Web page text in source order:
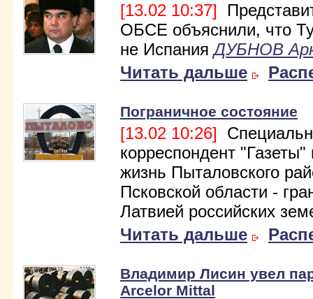
[13.02 10:37]
ОБСЕ объяснили, что
не ИспанияДУБНОВ
Читать дальше
Пограничное состояние
[13.02 10:26]
корреспондент "Газеты"
жизнь Пыталовского
Псковской области -
Латвией российских
Читать дальше
Владимир Лисин увел
Arcelor Mittal